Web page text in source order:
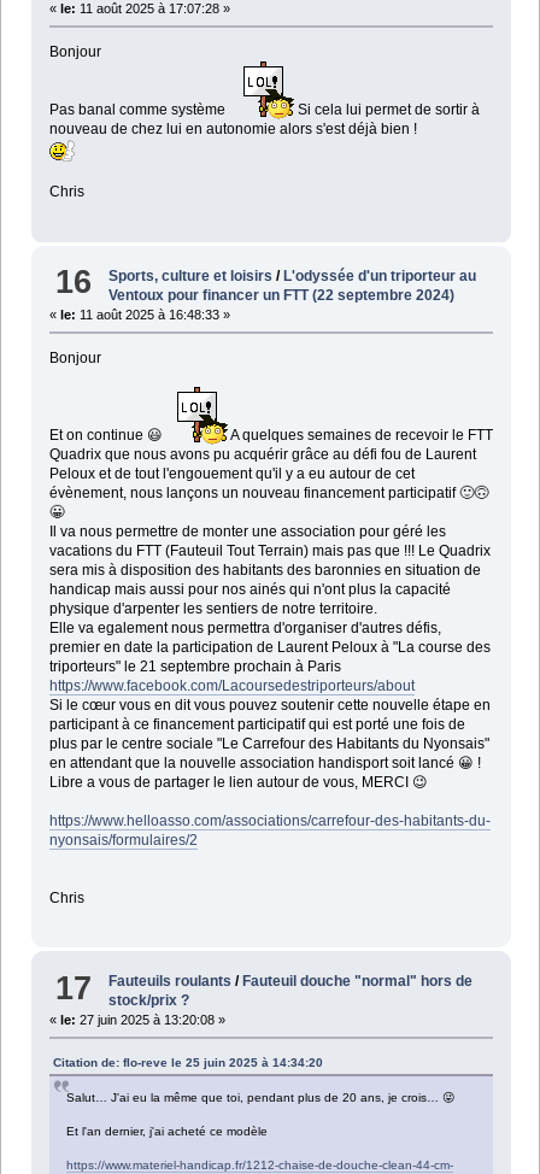
« le: 11 août 2025 à 17:07:28 »
Bonjour
Pas banal comme système
Si cela lui permet de sortir à
nouveau de chez lui en autonomie alors s'est déjà bien !
Chris
16 Sports, culture et loisirs / L'odyssée d'un triporteur au
Ventoux pour financer un FTT (22 septembre 2024)
« le: 11 août 2025 à 16:48:33 »
Bonjour
Et on continue 😃
A quelques semaines de recevoir le FTT
Quadrix que nous avons pu acquérir grâce au défi fou de Laurent
Peloux et de tout l'engouement qu'il y a eu autour de cet
évènement, nous lançons un nouveau financement participatif 🙂🙃
😀
Il va nous permettre de monter une association pour géré les
vacations du FTT (Fauteuil Tout Terrain) mais pas que !!! Le Quadrix
sera mis à disposition des habitants des baronnies en situation de
handicap mais aussi pour nos ainés qui n'ont plus la capacité
physique d'arpenter les sentiers de notre territoire.
Elle va egalement nous permettra d'organiser d'autres défis,
premier en date la participation de Laurent Peloux à "La course des
triporteurs" le 21 septembre prochain à Paris
https://www.facebook.com/Lacoursedestriporteurs/about
Si le cœur vous en dit vous pouvez soutenir cette nouvelle étape en
participant à ce financement participatif qui est porté une fois de
plus par le centre sociale "Le Carrefour des Habitants du Nyonsais"
en attendant que la nouvelle association handisport soit lancé 😀 !
Libre a vous de partager le lien autour de vous, MERCI 😉
https://www.helloasso.com/associations/carrefour-des-habitants-du-
nyonsais/formulaires/2
Chris
17 Fauteuils roulants / Fauteuil douche "normal" hors de
stock/prix ?
« le: 27 juin 2025 à 13:20:08 »
Citation de: flo-reve le 25 juin 2025 à 14:34:20
Salut… J'ai eu la même que toi, pendant plus de 20 ans, je crois… 😜
Et l'an dernier, j'ai acheté ce modèle
https://www.materiel-handicap.fr/1212-chaise-de-douche-clean-44-cm-